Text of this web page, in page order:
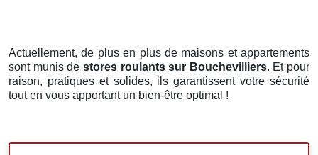
Actuellement, de plus en plus de maisons et appartements
sont munis de stores roulants sur Bouchevilliers. Et pour
raison, pratiques et solides, ils garantissent votre sécurité
tout en vous apportant un bien-être optimal !